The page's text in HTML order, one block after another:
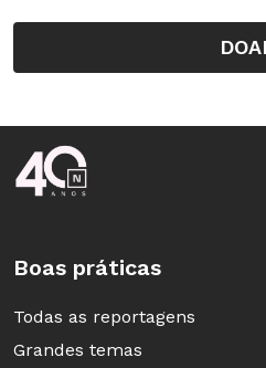
Maior
23% em 2026.
Modelo híbrido
Rodapé da Nova Escola
Boas práticas
Todas as reportagens
Grandes temas